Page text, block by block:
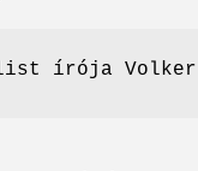
írója Volker